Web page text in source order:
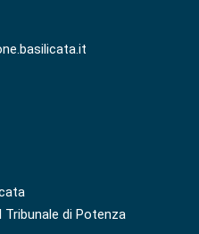
Tribunale di Potenza